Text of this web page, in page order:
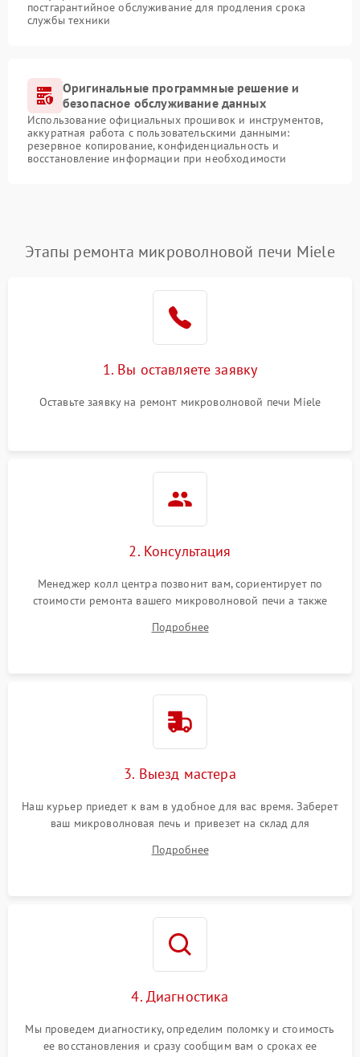
постгарантийное обслуживание для продления срока
службы техники
Оригинальные программные решение и
безопасное обслуживание данных
Использование официальных прошивок и инструментов,
аккуратная работа с пользовательскими данными:
резервное копирование, конфиденциальность и
восстановление информации при необходимости
Этапы ремонта микроволновой печи Miele
1. Вы оставляете заявку
Оставьте заявку на ремонт микроволновой печи Miele
2. Консультация
Менеджер колл центра позвонит вам, сориентирует по
стоимости ремонта вашего микроволновой печи а также
Подробнее
3. Выезд мастера
Наш курьер приедет к вам в удобное для вас время. Заберет
ваш микроволновая печь и привезет на склад для
Подробнее
4. Диагностика
Мы проведем диагностику, определим поломку и стоимость
ее восстановления и сразу сообщим вам о сроках ее